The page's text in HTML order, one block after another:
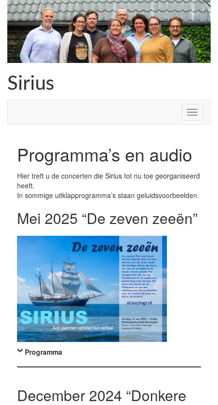
Skip
content
Sirius
Programma’s en audio
Hier treft u de concerten die Sirius tot nu toe georganiseerd
heeft.
In sommige uitklapprogramma’s staan geluidsvoorbeelden.
Mei 2025 “De zeven zeeën”
Programma
December 2024 “Donkere